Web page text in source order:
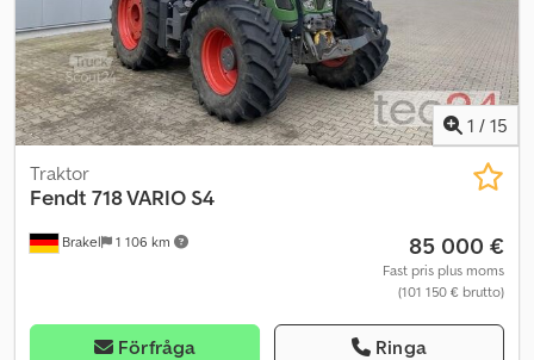
1 / 15
Brakel 1 106 km
Traktor
Fendt 718 VARIO S4
85 000 €
Fast pris plus moms
(101 150 € brutto)
Förfråga Ringa